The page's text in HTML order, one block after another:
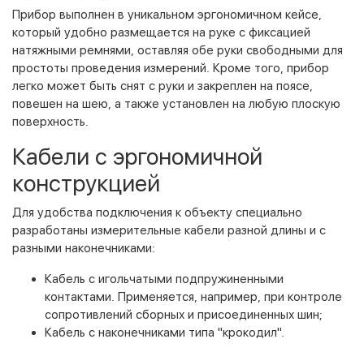
Прибор выполнен в уникальном эргономичном кейсе,
который удобно размещается на руке с фиксацией
натяжными ремнями, оставляя обе руки свободными для
простоты проведения измерений. Кроме того, прибор
легко может быть снят с руки и закреплен на поясе,
повешен на шею, а также установлен на любую плоскую
поверхность.
Кабели с эргономичной
конструкцией
Для удобства подключения к объекту специально
разработаны измерительные кабели разной длины и с
разными наконечниками:
Кабель с игольчатыми подпружиненными
контактами. Применяется, например, при контроле
сопротивлений сборных и присоединенных шин;
Кабель с наконечниками типа "крокодил".